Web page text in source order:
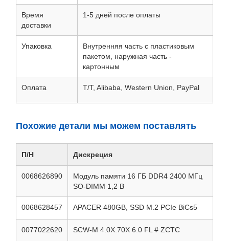
Время
доставки
1-5 дней после оплаты
Упаковка
Внутренняя часть с пластиковым
пакетом, наружная часть -
картонным
Оплата T/T, Alibaba, Western Union, PayPal
Похожие детали мы можем поставлять
П/Н Дискреция
0068626890
Модуль памяти 16 ГБ DDR4 2400 МГц
SO-DIMM 1,2 В
0068628457 APACER 480GB, SSD M.2 PCIe BiCs5
0077022620 SCW-M 4.0X.70X 6.0 FL # ZCTC